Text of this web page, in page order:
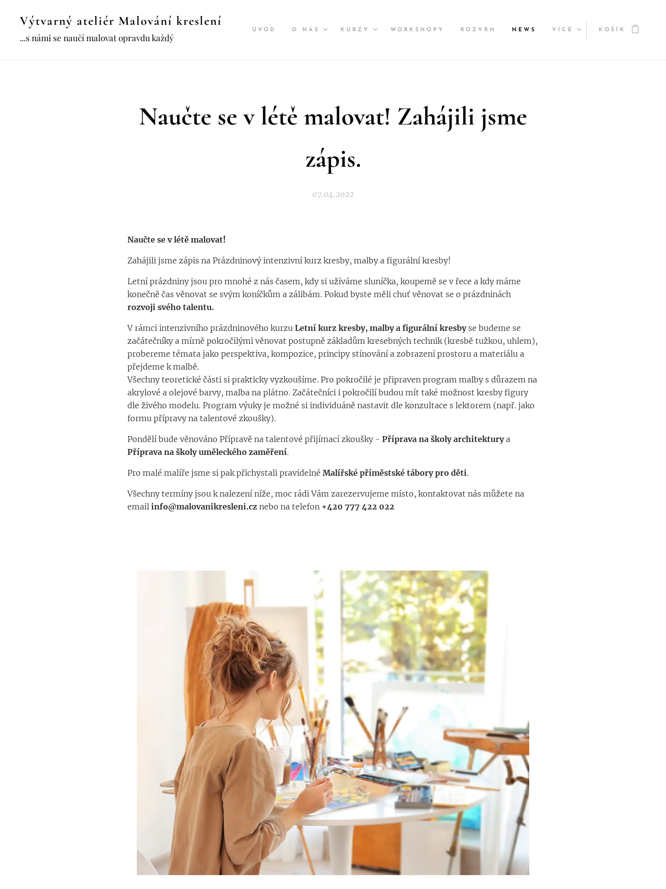
Výtvarný ateliér Malování kreslení
...s námi se naučí malovat opravdu každý
ÚVOD O NÁS KURZY WORKSHOPY ROZVRH NEWS VÍCE KOŠÍK
Naučte se v létě malovat! Zahájili jsme
zápis.
07.04.2022
Naučte se v létě malovat!
Zahájili jsme zápis na Prázdninový intenzivní kurz kresby, malby a figurální kresby!
Letní prázdniny jsou pro mnohé z nás časem, kdy si užíváme sluníčka, koupemě se v řece a kdy máme
konečně čas věnovat se svým koníčkům a zálibám. Pokud byste měli chuť věnovat se o prázdninách
rozvoji svého talentu.
V rámci intenzivního prázdninového kurzu Letní kurz kresby, malby a figurální kresbyse budeme se
začátečníky a mírně pokročilými věnovat postupně základům kresebných technik (kresbě tužkou, uhlem),
probereme témata jako perspektiva, kompozice, principy stínování a zobrazení prostoru a materiálu a
přejdeme k malbě.
Všechny teoretické části si prakticky vyzkoušíme. Pro pokročilé je připraven program malby s důrazem na
akrylové a olejové barvy, malba na plátno. Začátečníci i pokročilí budou mít také možnost kresby figury
dle živého modelu. Program výuky je možné si individuáně nastavit dle konzultace s lektorem (např. jako
formu přípravy na talentové zkoušky).
Pondělí bude věnováno Přípravě na talentové přijímací zkoušky - Příprava na školy architekturya
Příprava na školy uměleckého zaměření.
Pro malé malíře jsme si pak přichystali pravidelné Malířské příměstské tábory pro děti.
Všechny termíny jsou k nalezení níže, moc rádi Vám zarezervujeme místo, kontaktovat nás můžete na
email info@malovanikresleni.cz nebo na telefon +420 777 422 022